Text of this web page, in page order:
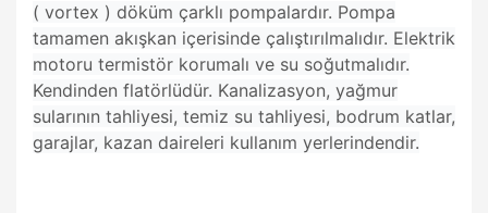
( vortex ) döküm çarklı pompalardır. Pompa
tamamen akışkan içerisinde çalıştırılmalıdır. Elektrik
motoru termistör korumalı ve su soğutmalıdır.
Kendinden flatörlüdür. Kanalizasyon, yağmur
sularının tahliyesi, temiz su tahliyesi, bodrum katlar,
garajlar, kazan daireleri kullanım yerlerindendir.